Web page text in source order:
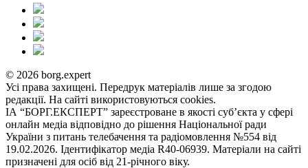
© 2026 borg.expert
Усі права захищені. Передрук матеріалів лише за згодою
редакції. На сайті використовуються cookies.
ІА “БОРГ.ЕКСПЕРТ” зареєстроване в якості суб’єкта у сфері
онлайн медіа відповідно до рішення Національної ради
України з питань телебачення та радіомовлення №554 від
19.02.2026. Ідентифікатор медіа R40-06939. Матеріали на сайті
призначені для осіб від 21-річного віку.